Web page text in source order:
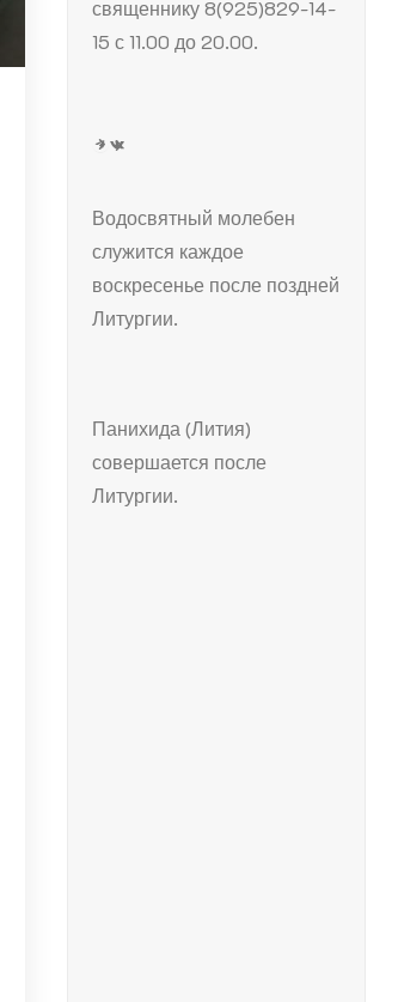
священнику 8(925)829-14-
15 с 11.00 до 20.00.
Telegram
Водосвятный молебен
служится каждое
воскресенье после поздней
Литургии.
Панихида (Лития)
совершается после
Литургии.